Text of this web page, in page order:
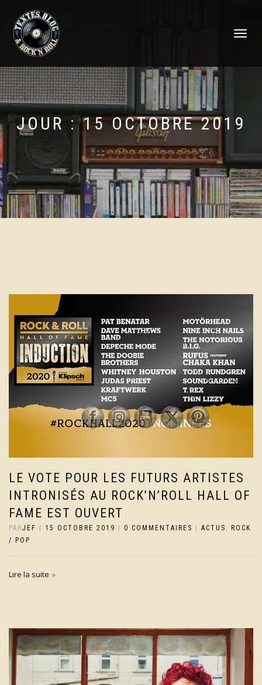
DÉPLIER
JOUR :15 OCTOBRE 2019
LE VOTE POUR LES FUTURS ARTISTES
INTRONISÉS AU ROCK’N’ROLL HALL OF
FAME EST OUVERT
PARJEF | 15 OCTOBRE 2019 | 0 COMMENTAIRES | ACTUS
ROCK
/ POP
Lire la suite